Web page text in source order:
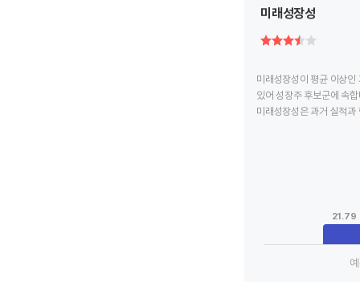
미래성장성
미래성장성이 평균 이상
있어 성장주 후보군에 속
미래성장성은 과거 실적
21.79